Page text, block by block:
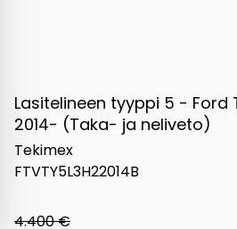
Lasitelineen tyyppi 5 - Ford
2014- (Taka- ja neliveto)
Tekimex
FTVTY5L3H22014B
4.400 €